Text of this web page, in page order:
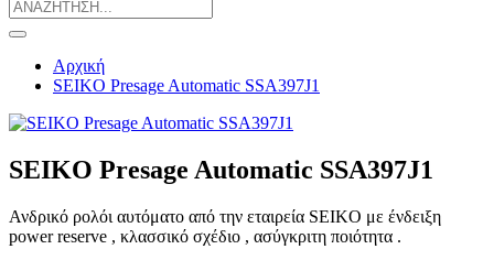
Αρχική
SEIKO Presage Automatic SSA397J1
SEIKO Presage Automatic SSA397J1
Ανδρικό ρολόι αυτόματο από την εταιρεία SEIKO με ένδειξη
power reserve , κλασσικό σχέδιο , ασύγκριτη ποιότητα .